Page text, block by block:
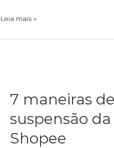
Leia mais »
7 maneiras
suspensão
Shopee